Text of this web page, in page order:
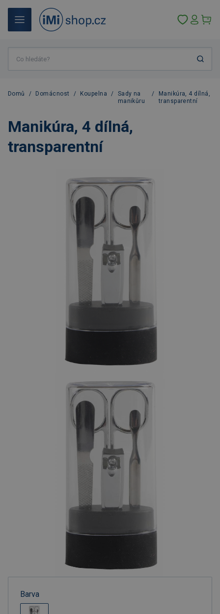
Domů / Domácnost / Koupelna /
Sady na
manikůru
/
Manikúra, 4 dílná,
transparentní
Manikúra, 4 dílná,
transparentní
Barva